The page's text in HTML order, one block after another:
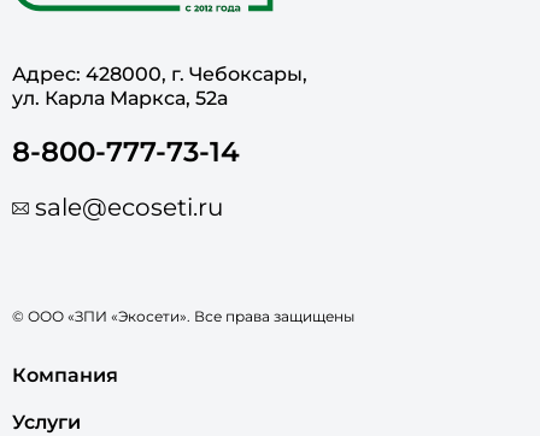
Адрес: 428000, г. Чебоксары,
ул. Карла Маркса, 52а
8-800-777-73-14
sale@ecoseti.ru
© ООО «ЗПИ «Экосети». Все права защищены
Компания
Услуги